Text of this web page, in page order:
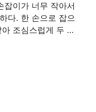
잡이가 너무 작아서
다. 한 손으로 잡으
아 조심스럽게 두 …